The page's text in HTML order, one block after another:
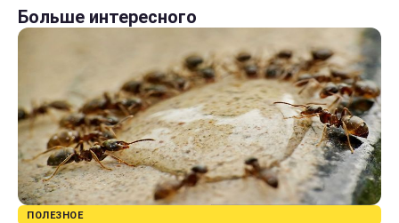
Больше интересного
ПОЛЕЗНОЕ